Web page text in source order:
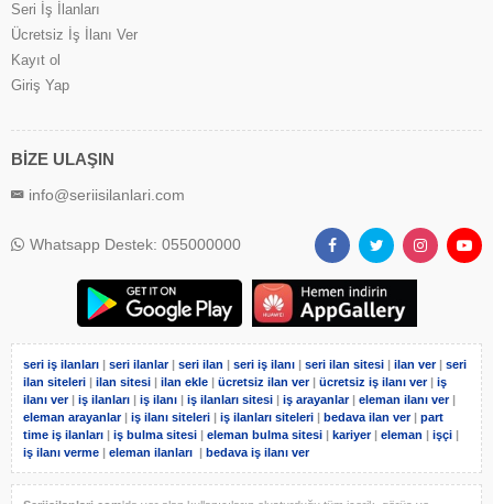
Seri İş İlanları
Ücretsiz İş İlanı Ver
Kayıt ol
Giriş Yap
BİZE ULAŞIN
info@seriisilanlari.com
Whatsapp Destek: 055000000
seri iş ilanları | seri ilanlar| seri ilan | seri iş ilanı | seri ilan sitesi | ilan ver| seri
ilan siteleri | ilan sitesi | ilan ekle | ücretsiz ilan ver| ücretsiz iş ilanı ver| iş
ilanı ver| iş ilanları | iş ilanı | iş ilanları sitesi | iş arayanlar| eleman ilanı ver|
eleman arayanlar| iş ilanı siteleri | iş ilanları siteleri | bedava ilan ver| part
time iş ilanları | iş bulma sitesi | eleman bulma sitesi | kariyer| eleman | işçi |
iş ilanı verme | eleman ilanları | bedava iş ilanı ver